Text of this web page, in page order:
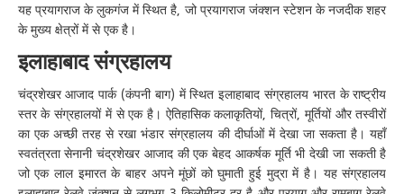
यह प्रयागराज के लुकगंज में स्थित है, जो प्रयागराज जंक्शन स्टेशन के नजदीक शहर
के मुख्य क्षेत्रों में से एक है।
इलाहाबाद संग्रहालय
चंद्रशेखर आजाद पार्क (कंपनी बाग) में स्थित इलाहाबाद संग्रहालय भारत के राष्ट्रीय
स्तर के संग्रहालयों में से एक है। ऐतिहासिक कलाकृतियों, चित्रों, मूर्तियों और तस्वीरों
का एक अच्छी तरह से रखा भंडार संग्रहालय की दीर्घाओं में देखा जा सकता है। यहाँ
स्वतंत्रता सेनानी चंद्रशेखर आजाद की एक बेहद आकर्षक मूर्ति भी देखी जा सकती है
जो एक लाल इमारत के बाहर अपने मूंछों को घुमाती हुई मुद्रा में है। यह संग्रहालय